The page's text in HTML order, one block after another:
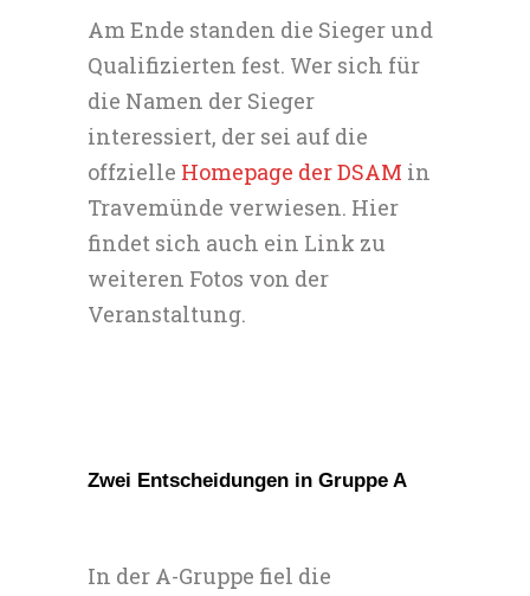
Am Ende standen die Sieger und
Qualifizierten fest. Wer sich für
die Namen der Sieger
interessiert, der sei auf die
offzielle Homepage der DSAM in
Travemünde verwiesen. Hier
findet sich auch ein Link zu
weiteren Fotos von der
Veranstaltung.
Zwei Entscheidungen in Gruppe A
In der A-Gruppe fiel die